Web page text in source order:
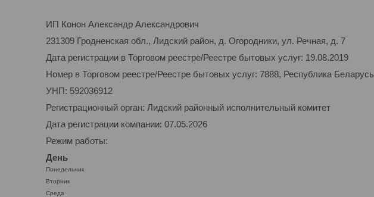
ИП Конон Александр Александрович
231309 Гродненская обл., Лидский район, д. Огородники, ул. Речная, д. 7
Дата регистрации в Торговом реестре/Реестре бытовых услуг: 19.08.2019
Номер в Торговом реестре/Реестре бытовых услуг: 7888, Республика Беларусь
УНП: 592036912
Регистрационный орган: Лидский районный исполнительный комитет
Дата регистрации компании: 07.05.2026
Режим работы:
День
Понедельник
Вторник
Среда